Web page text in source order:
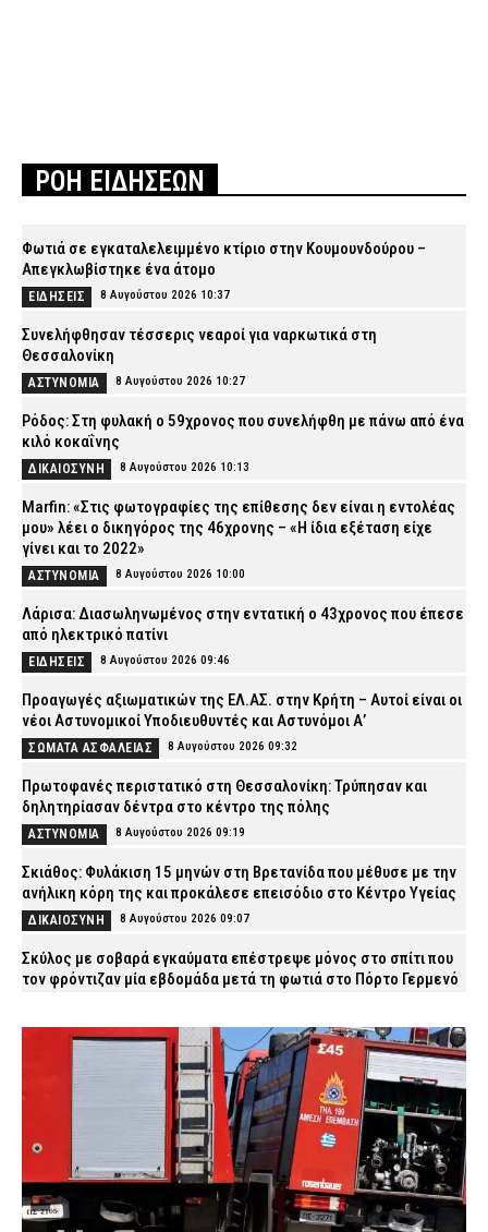
ΡΟΗ ΕΙΔΗΣΕΩΝ
Φωτιά σε εγκαταλελειμμένο κτίριο στην Κουμουνδούρου –
Απεγκλωβίστηκε ένα άτομο
ΕΙΔΗΣΕΙΣ 8 Αυγούστου 2026 10:37
Συνελήφθησαν τέσσερις νεαροί για ναρκωτικά στη
Θεσσαλονίκη
ΑΣΤΥΝΟΜΙΑ 8 Αυγούστου 2026 10:27
Ρόδος: Στη φυλακή ο 59χρονος που συνελήφθη με πάνω από ένα
κιλό κοκαΐνης
ΔΙΚΑΙΟΣΥΝΗ 8 Αυγούστου 2026 10:13
Marfin: «Στις φωτογραφίες της επίθεσης δεν είναι η εντολέας
μου» λέει ο δικηγόρος της 46χρονης – «Η ίδια εξέταση είχε
γίνει και το 2022»
ΑΣΤΥΝΟΜΙΑ 8 Αυγούστου 2026 10:00
Λάρισα: Διασωληνωμένος στην εντατική ο 43χρονος που έπεσε
από ηλεκτρικό πατίνι
ΕΙΔΗΣΕΙΣ 8 Αυγούστου 2026 09:46
Προαγωγές αξιωματικών της ΕΛ.ΑΣ. στην Κρήτη – Αυτοί είναι οι
νέοι Αστυνομικοί Υποδιευθυντές και Αστυνόμοι Α’
ΣΩΜΑΤΑ ΑΣΦΑΛΕΙΑΣ 8 Αυγούστου 2026 09:32
Πρωτοφανές περιστατικό στη Θεσσαλονίκη: Τρύπησαν και
δηλητηρίασαν δέντρα στο κέντρο της πόλης
ΑΣΤΥΝΟΜΙΑ 8 Αυγούστου 2026 09:19
Σκιάθος: Φυλάκιση 15 μηνών στη Βρετανίδα που μέθυσε με την
ανήλικη κόρη της και προκάλεσε επεισόδιο στο Κέντρο Υγείας
ΔΙΚΑΙΟΣΥΝΗ 8 Αυγούστου 2026 09:07
Σκύλος με σοβαρά εγκαύματα επέστρεψε μόνος στο σπίτι που
τον φρόντιζαν μία εβδομάδα μετά τη φωτιά στο Πόρτο Γερμενό
Γυναίκα έπεσε θύμα διαδικτυακής απάτης στην Εύβοια – Έδωσε
2.480 ευρώ για τρακτέρ που δεν παρέλαβε ποτέ
ΑΣΤΥΝΟΜΙΑ 8 Αυγούστου 2026 08:40
Time Out: Αυτές είναι οι 10 καλύτερες πόλεις της Ευρώπης για
την Gen Z – Σε ποια θέση βρίσκεται η Αθήνα
LIFE 8 Αυγούστου 2026 08:28
Τι μπορεί και τι δεν μπορεί να ζητήσει ένας ιδιοκτήτης από τον